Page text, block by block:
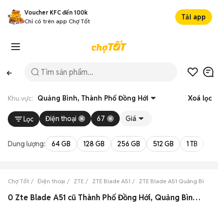
Voucher KFC đến 100k
Chỉ có trên app Chợ Tốt
Tải app
Khu vực: Quảng Bình, Thành Phố Đồng Hới Xoá lọc
Lọc Điện thoại 67 Giá
Dung lượng: 64 GB 128 GB 256 GB 512 GB 1 TB
Chợ Tốt Điện thoại ZTE ZTE Blade A51 ZTE Blade A51 Quảng Bình
0 Zte Blade A51 cũ Thành Phố Đồng Hới, Quảng Bình đẹp